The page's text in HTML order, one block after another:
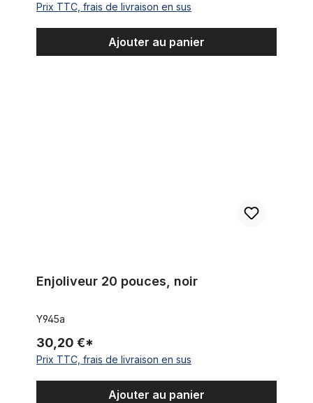
Prix TTC, frais de livraison en sus
Ajouter au panier
Enjoliveur 20 pouces, noir
Y945a
30,20 €*
Prix TTC, frais de livraison en sus
Ajouter au panier